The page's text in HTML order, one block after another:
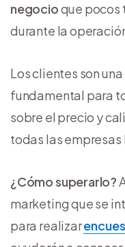
negocioque pocos
durante la
Los clientes son
fundamental para
sobre el precio y
todas las empresas
¿Cómo superarlo?
marketing que se
para realizar